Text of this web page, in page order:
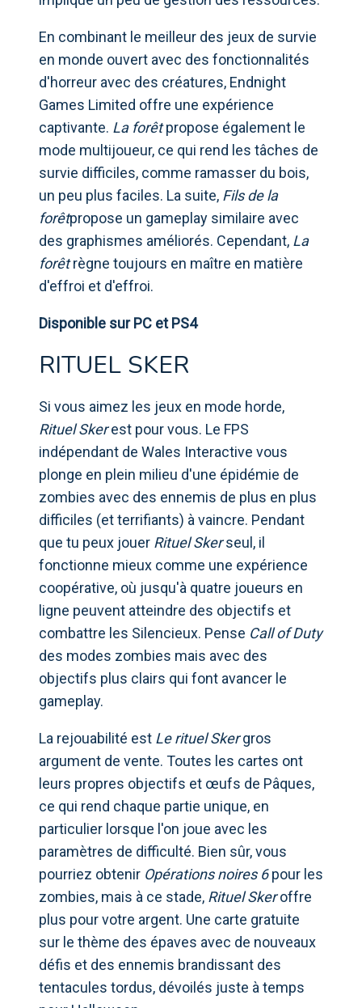
En combinant le meilleur des jeux de survie
en monde ouvert avec des fonctionnalités
d'horreur avec des créatures, Endnight
Games Limited offre une expérience
captivante. La forêtpropose également le
mode multijoueur, ce qui rend les tâches de
survie difficiles, comme ramasser du bois,
un peu plus faciles. La suite, Fils de la
forêtpropose un gameplay similaire avec
des graphismes améliorés. Cependant, La
forêtrègne toujours en maître en matière
d'effroi et d'effroi.
Disponible sur PC et PS4
RITUEL SKER
Si vous aimez les jeux en mode horde,
Rituel Skerest pour vous. Le FPS
indépendant de Wales Interactive vous
plonge en plein milieu d'une épidémie de
zombies avec des ennemis de plus en plus
difficiles (et terrifiants) à vaincre. Pendant
que tu peux jouer Rituel Skerseul, il
fonctionne mieux comme une expérience
coopérative, où jusqu'à quatre joueurs en
ligne peuvent atteindre des objectifs et
combattre les Silencieux. Pense Call of Duty
des modes zombies mais avec des
objectifs plus clairs qui font avancer le
gameplay.
La rejouabilité est Le rituel Skergros
argument de vente. Toutes les cartes ont
leurs propres objectifs et œufs de Pâques,
ce qui rend chaque partie unique, en
particulier lorsque l'on joue avec les
paramètres de difficulté. Bien sûr, vous
pourriez obtenir Opérations noires 6pour les
zombies, mais à ce stade, Rituel Skeroffre
plus pour votre argent. Une carte gratuite
sur le thème des épaves avec de nouveaux
défis et des ennemis brandissant des
tentacules tordus, dévoilés juste à temps